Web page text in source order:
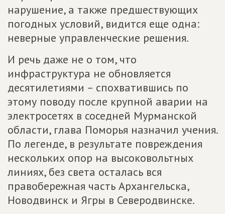
нарушение, а также предшествующих
погодных условий, видится еще одна:
неверные управленческие решения.
И речь даже не о том, что
инфраструктура не обновляется
десятилетиями – спохватившись по
этому поводу после крупной аварии на
электросетях в соседней Мурманской
области, глава Поморья назначил учения.
По легенде, в результате повреждения
нескольких опор на высоковольтных
линиях, без света осталась вся
правобережная часть Архангельска,
Новодвинск и Ягры в Северодвинске.